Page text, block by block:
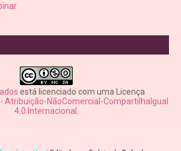
está licenciado com uma Licença
Atribuição-NãoComercial-CompartilhaIgual
4.0 Internacional